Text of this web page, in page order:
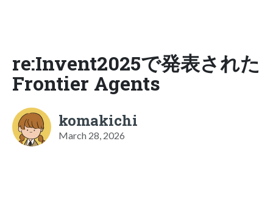
re:Invent2025で発表された
Frontier Agents
komakichi
March 28, 2026